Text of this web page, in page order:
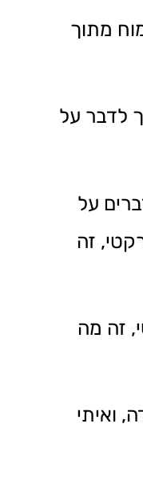
מתוך
לדבר על
על
זה
זה מה
ואיתי